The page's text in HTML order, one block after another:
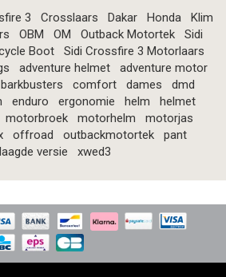
3 Crosslaars Dakar Honda
Klim
OBM OM Outback Motortek
Sidi
Boot
Sidi Crossfire 3 Motorlaars
adventure helmet
adventure motor
barkbusters comfort dames
dmd
enduro ergonomie helm
helmet
motorbroek motorhelm
motorjas
offroad outbackmotortek
pant
versie
xwed3